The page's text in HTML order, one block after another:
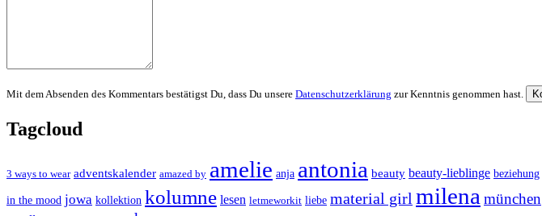
Mit dem Absenden des Kommentars bestätigst Du, dass Du unsere Datenschutzerklärung zur Kenntnis genommen hast.
Tagcloud
3 ways to wear adventskalender amazed by amelie anja antonia beauty beauty-lieblinge beziehung
in the mood jowa kollektion kolumne lesen letmeworkit liebe material girl milena münchen